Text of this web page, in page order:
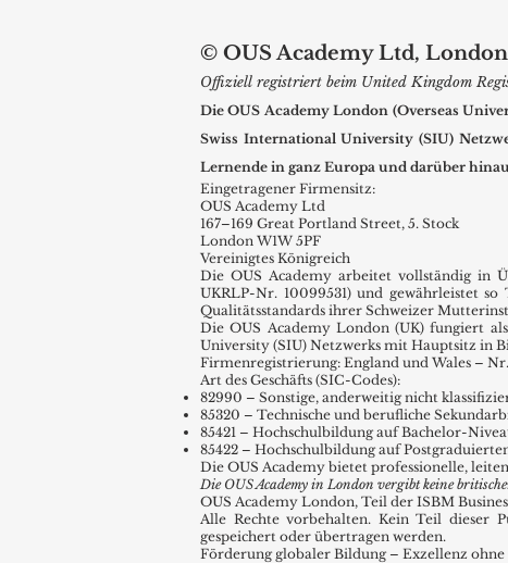
© OUS Academy Ltd,
Offiziell registriert beim United Kingdom
Die OUS Academy London (Overseas
Swiss International University (SIU)
Lernende in ganz Europa und darüber
Eingetragener Firmensitz:
OUS Academy Ltd
167–169 Great Portland Street, 5. Stock
London W1W 5PF
Vereinigtes Königreich
Die OUS Academy arbeitet vollständig in
UKRLP-Nr. 10099531) und gewährleistet
Qualitätsstandards ihrer Schweizer
Die OUS Academy London (UK) fungiert
University (SIU) Netzwerks mit Hauptsitz in
Firmenregistrierung: England und Wales – Nr.
Art des Geschäfts (SIC-Codes):
82990 – Sonstige, anderweitig nicht
85320 – Technische und berufliche
85421 – Hochschulbildung auf Bachelor-
85422 – Hochschulbildung auf
Die OUS Academy bietet professionelle,
Die OUS Academy in London vergibt keine
OUS Academy London, Teil der ISBM
Alle Rechte vorbehalten. Kein Teil dieser
gespeichert oder übertragen werden.
Förderung globaler Bildung – Exzellenz ohne